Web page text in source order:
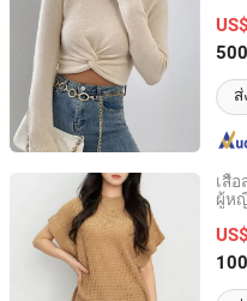
Zhejiang, China
เสื้
ผู้ห
Sichuan Sustainable
Sichuan, China